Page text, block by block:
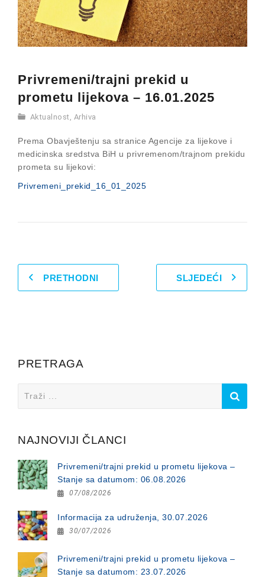
Privremeni/trajni prekid u
prometu lijekova – 16.01.2025
Aktualnost Arhiva
Prema Obavještenju sa stranice Agencije za lijekove i
medicinska sredstva BiH u privremenom/trajnom prekidu
prometa su lijekovi:
Privremeni_prekid_16_01_2025
PRETHODNI SLJEDEĆI
PRETRAGA
for:
NAJNOVIJI ČLANCI
Privremeni/trajni prekid u prometu lijekova –
Stanje sa datumom: 06.08.2026
07/08/2026
Informacija za udruženja, 30.07.2026
30/07/2026
Privremeni/trajni prekid u prometu lijekova –
Stanje sa datumom: 23.07.2026